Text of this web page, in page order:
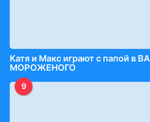
Катя и Макс играют с папой в
МОРОЖЕНОГО
9